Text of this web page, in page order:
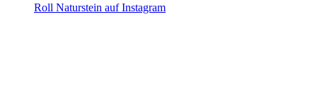
Roll Naturstein auf Instagram